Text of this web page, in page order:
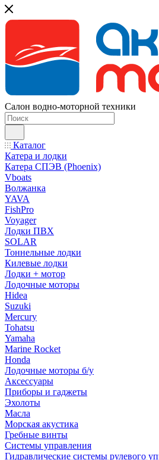
Салон водно-моторной техники
Каталог
Катера и лодки
Катера СПЭВ (Phoenix)
Vboats
Волжанка
YAVA
FishPro
Voyager
Лодки ПВХ
SOLAR
Тоннельные лодки
Килевые лодки
Лодки + мотор
Лодочные моторы
Hidea
Suzuki
Mercury
Tohatsu
Yamaha
Marine Rocket
Honda
Лодочные моторы б/у
Аксессуары
Приборы и гаджеты
Эхолоты
Масла
Морская акустика
Гребные винты
Системы управления
Гидравлические системы рулевого